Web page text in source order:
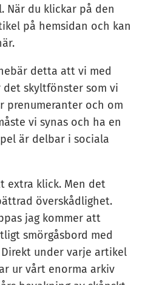
När du klickar på den
på hemsidan och kan
detta att vi med
skyltfönster som vi
prenumeranter och om
vi synas och ha en
är delbar i sociala
extra klick. Men det
överskådlighet.
jag kommer att
smörgåsbord med
under varje artikel
ur vårt enorma arkiv